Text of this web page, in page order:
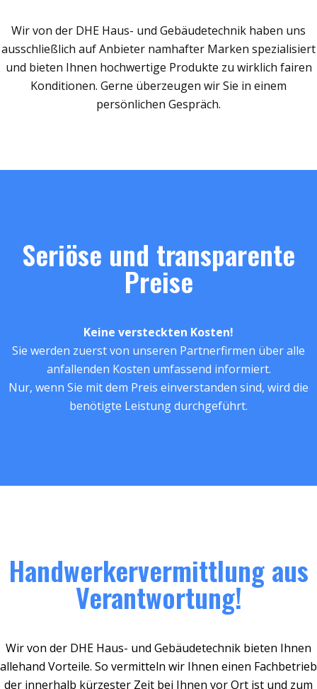
Wir von der DHE Haus- und Gebäudetechnik haben uns
ausschließlich auf Anbieter namhafter Marken spezialisiert
und bieten Ihnen hochwertige Produkte zu wirklich fairen
Konditionen. Gerne überzeugen wir Sie in einem
persönlichen Gespräch.
Seriöse und transparente
Preise
Keine versteckten Kosten!
Sie werden zuerst von unseren Partnerfirmen über alle
anfallenden Kosten umfassend informiert.
Nur, wenn Sie mit dem Preis einverstanden sind, wird die
benötigte Leistung durchgeführt.
Handwerkervermittlung aus
Verantwortung!
Wir von der DHE Haus- und Gebäudetechnik bieten Ihnen
allehand Vorteile. So vermitteln wir Ihnen einen Fachbetrieb
der innerhalb kürzester Zeit bei Ihnen vor Ort ist und zum